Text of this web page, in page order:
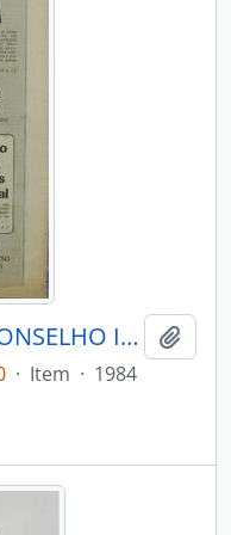
PORANTIM - BRASÍLIA CONSELHO INDIGENISTA MISSIONÁRIO - 1984 - Nº5960
· Item · 1984